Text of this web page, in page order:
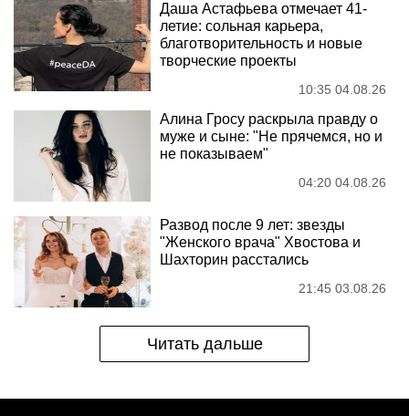
Даша Астафьева отмечает 41-
летие: сольная карьера,
благотворительность и новые
творческие проекты
10:35 04.08.26
Алина Гросу раскрыла правду о
муже и сыне: "Не прячемся, но и
не показываем"
04:20 04.08.26
Развод после 9 лет: звезды
"Женского врача" Хвостова и
Шахторин расстались
21:45 03.08.26
Читать дальше